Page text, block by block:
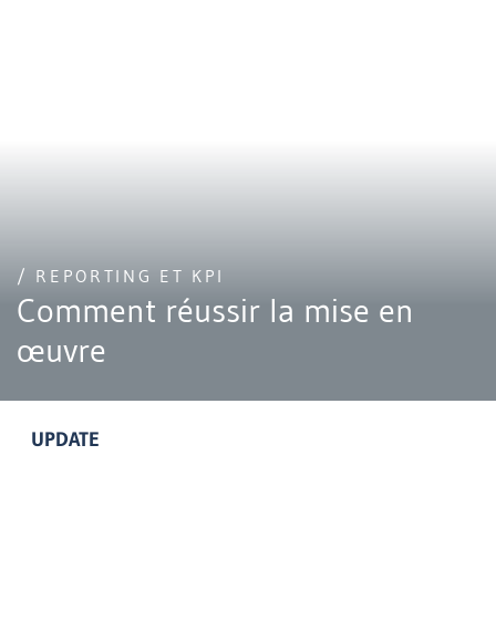
/ REPORTING ET KPI
Comment réussir la mise en
œuvre
UPDATE